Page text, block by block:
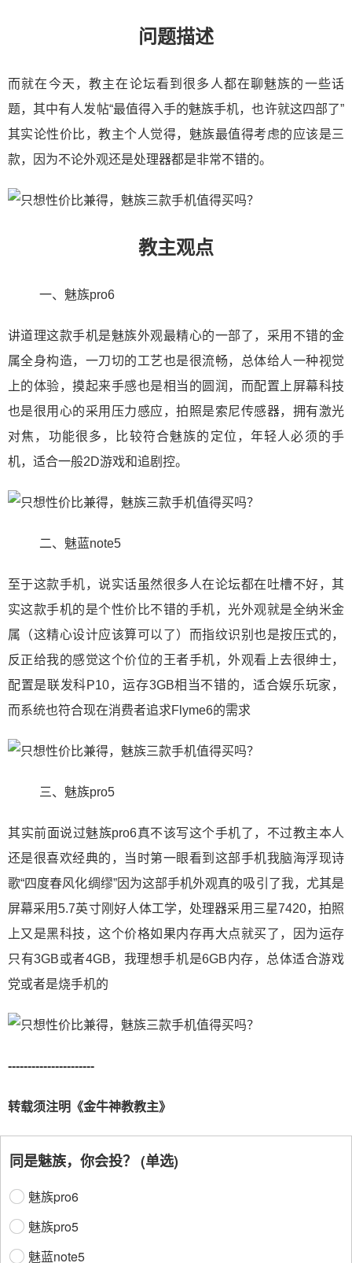
问题描述
而就在今天，教主在论坛看到很多人都在聊魅族的一些话
题，其中有人发帖“最值得入手的魅族手机，也许就这四部了”
其实论性价比，教主个人觉得，魅族最值得考虑的应该是三
款，因为不论外观还是处理器都是非常不错的。
教主观点
一、魅族pro6
讲道理这款手机是魅族外观最精心的一部了，采用不错的金
属全身构造，一刀切的工艺也是很流畅，总体给人一种视觉
上的体验，摸起来手感也是相当的圆润，而配置上屏幕科技
也是很用心的采用压力感应，拍照是索尼传感器，拥有激光
对焦，功能很多，比较符合魅族的定位，年轻人必须的手
机，适合一般2D游戏和追剧控。
二、魅蓝note5
至于这款手机，说实话虽然很多人在论坛都在吐槽不好，其
实这款手机的是个性价比不错的手机，光外观就是全纳米金
属（这精心设计应该算可以了）而指纹识别也是按压式的，
反正给我的感觉这个价位的王者手机，外观看上去很绅士，
配置是联发科P10，运存3GB相当不错的，适合娱乐玩家，
而系统也符合现在消费者追求Flyme6的需求
三、魅族pro5
其实前面说过魅族pro6真不该写这个手机了，不过教主本人
还是很喜欢经典的，当时第一眼看到这部手机我脑海浮现诗
歌“四度春风化绸缪”因为这部手机外观真的吸引了我，尤其是
屏幕采用5.7英寸刚好人体工学，处理器采用三星7420，拍照
上又是黑科技，这个价格如果内存再大点就买了，因为运存
只有3GB或者4GB，我理想手机是6GB内存，总体适合游戏
党或者是烧手机的
----------------------
转载须注明《金牛神教教主》
同是魅族，你会投？ (单选)
魅族pro6
魅族pro5
魅蓝note5